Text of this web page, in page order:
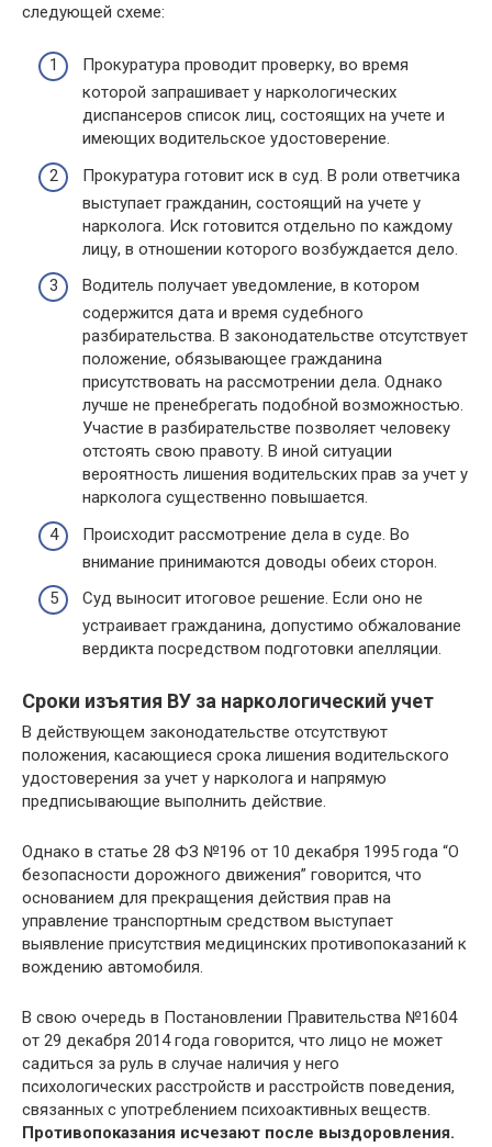
следующей схеме:
Прокуратура проводит проверку, во время
которой запрашивает у наркологических
диспансеров список лиц, состоящих на учете и
имеющих водительское удостоверение.
Прокуратура готовит иск в суд. В роли ответчика
выступает гражданин, состоящий на учете у
нарколога. Иск готовится отдельно по каждому
лицу, в отношении которого возбуждается дело.
Водитель получает уведомление, в котором
содержится дата и время судебного
разбирательства. В законодательстве отсутствует
положение, обязывающее гражданина
присутствовать на рассмотрении дела. Однако
лучше не пренебрегать подобной возможностью.
Участие в разбирательстве позволяет человеку
отстоять свою правоту. В иной ситуации
вероятность лишения водительских прав за учет у
нарколога существенно повышается.
Происходит рассмотрение дела в суде. Во
внимание принимаются доводы обеих сторон.
Суд выносит итоговое решение. Если оно не
устраивает гражданина, допустимо обжалование
вердикта посредством подготовки апелляции.
Сроки изъятия ВУ за наркологический учет
В действующем законодательстве отсутствуют
положения, касающиеся срока лишения водительского
удостоверения за учет у нарколога и напрямую
предписывающие выполнить действие.
Однако в статье 28 ФЗ №196 от 10 декабря 1995 года “О
безопасности дорожного движения” говорится, что
основанием для прекращения действия прав на
управление транспортным средством выступает
выявление присутствия медицинских противопоказаний к
вождению автомобиля.
В свою очередь в Постановлении Правительства №1604
от 29 декабря 2014 года говорится, что лицо не может
садиться за руль в случае наличия у него
психологических расстройств и расстройств поведения,
связанных с употреблением психоактивных веществ.
Противопоказания исчезают после выздоровления.